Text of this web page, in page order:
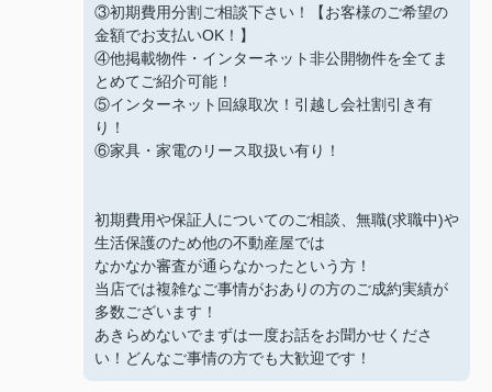
③初期費用分割ご相談下さい！【お客様のご希望の
金額でお支払いOK！】
④他掲載物件・インターネット非公開物件を全てま
とめてご紹介可能！
⑤インターネット回線取次！引越し会社割引き有
り！
⑥家具・家電のリース取扱い有り！
初期費用や保証人についてのご相談、無職(求職中)や
生活保護のため他の不動産屋では
なかなか審査が通らなかったという方！
当店では複雑なご事情がおありの方のご成約実績が
多数ございます！
あきらめないでまずは一度お話をお聞かせくださ
い！どんなご事情の方でも大歓迎です！